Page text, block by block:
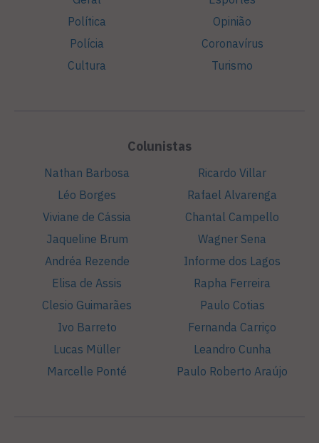
Política
Polícia
Cultura
Opinião
Coronavírus
Turismo
Colunistas
Nathan Barbosa
Léo Borges
Viviane de Cássia
Jaqueline Brum
Andréa Rezende
Elisa de Assis
Clesio Guimarães
Ivo Barreto
Lucas Müller
Marcelle Ponté
Ricardo Villar
Rafael Alvarenga
Chantal Campello
Wagner Sena
Informe dos Lagos
Rapha Ferreira
Paulo Cotias
Fernanda Carriço
Leandro Cunha
Paulo Roberto Araújo